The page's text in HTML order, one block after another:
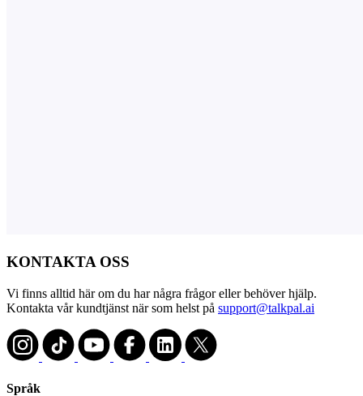
KONTAKTA OSS
Vi finns alltid här om du har några frågor eller behöver hjälp.
Kontakta vår kundtjänst när som helst på support@talkpal.ai
Språk